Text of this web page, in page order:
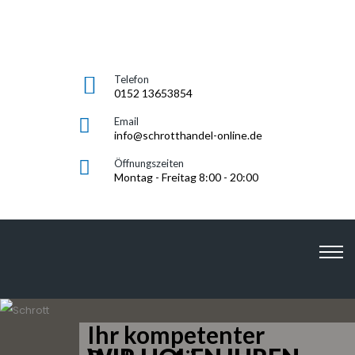
Telefon
0152 13653854
Email
info@schrotthandel-online.de
Öffnungszeiten
Montag - Freitag 8:00 - 20:00
Ihr kompetenter